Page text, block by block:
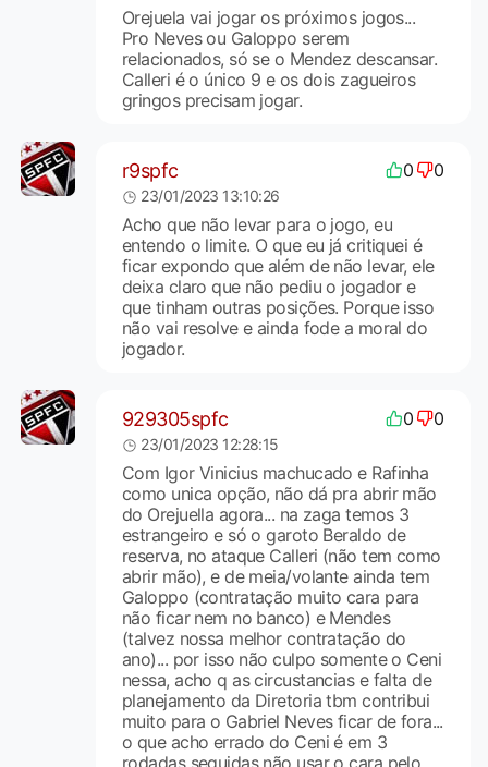
Orejuela vai jogar os próximos jogos...
Pro Neves ou Galoppo serem
relacionados, só se o Mendez descansar.
Calleri é o único 9 e os dois zagueiros
gringos precisam jogar.
r9spfc 0 0
23/01/2023 13:10:26
Acho que não levar para o jogo, eu
entendo o limite. O que eu já critiquei é
ficar expondo que além de não levar, ele
deixa claro que não pediu o jogador e
que tinham outras posições. Porque isso
não vai resolve e ainda fode a moral do
jogador.
929305spfc 0 0
23/01/2023 12:28:15
Com Igor Vinicius machucado e Rafinha
como unica opção, não dá pra abrir mão
do Orejuella agora... na zaga temos 3
estrangeiro e só o garoto Beraldo de
reserva, no ataque Calleri (não tem como
abrir mão), e de meia/volante ainda tem
Galoppo (contratação muito cara para
não ficar nem no banco) e Mendes
(talvez nossa melhor contratação do
ano)... por isso não culpo somente o Ceni
nessa, acho q as circustancias e falta de
planejamento da Diretoria tbm contribui
muito para o Gabriel Neves ficar de fora...
o que acho errado do Ceni é em 3